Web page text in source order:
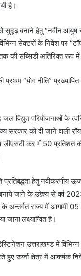
है।
सुदृढ़ बनाने हेतु “नवीन आयुष
सेक्टरों के निवेश पर
की सब्सिडी अतिरिक्त रूप में
प्रथम “योग नीति”
जल विद्युत परियोजनाओं के
सरकार को दी जाने वाली
कर में 50 प्रतिशत की
प्रतिबद्धता हेतु नवीकरणीय
जाने के उद्देश्य से वर्ष
अन्तर्गत राज्य में आगामी 05
जाना लक्ष्यान्वित है।
उत्तराखण्ड में विभिन्न
ऊर्जा क्षेत्र में आकर्षक